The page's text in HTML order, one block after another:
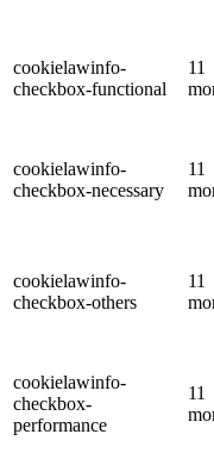
cookielawinfo-
checkbox-functional
11
cookielawinfo-
checkbox-necessary
11
cookielawinfo-
checkbox-others
11
cookielawinfo-
checkbox-
performance
11